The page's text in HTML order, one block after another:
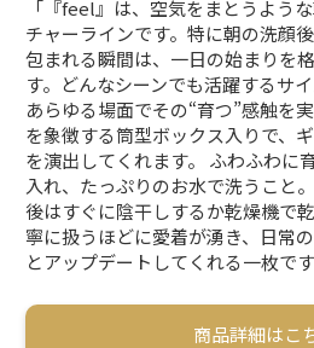
「『feel』は、空気をまとうよう
チャーラインです。特に朝の洗顔
包まれる瞬間は、一日の始まりを
す。どんなシーンでも活躍するサ
あらゆる場面でその“育つ”感触を
を象徴する筒型ボックス入りで、
を演出してくれます。 ふわふわに
入れ、たっぷりのお水で洗うこと
後はすぐに陰干しするか乾燥機で
寧に扱うほどに愛着が湧き、日常
とアップデートしてくれる一枚です
商品詳細はこ